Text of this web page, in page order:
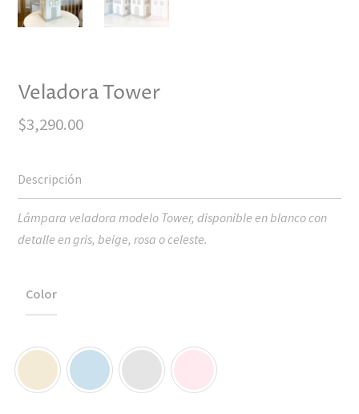
Veladora Tower
$3,290.00
Lámpara veladora modelo Tower, disponible en blanco con
detalle en gris, beige, rosa o celeste.
Color